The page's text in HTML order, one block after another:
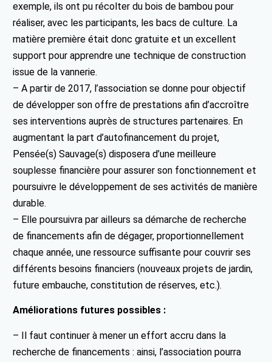
exemple, ils ont pu récolter du bois de bambou pour
réaliser, avec les participants, les bacs de culture. La
matière première était donc gratuite et un excellent
support pour apprendre une technique de construction
issue de la vannerie.
– A partir de 2017, l’association se donne pour objectif
de développer son offre de prestations afin d’accroître
ses interventions auprès de structures partenaires. En
augmentant la part d’autofinancement du projet,
Pensée(s) Sauvage(s) disposera d’une meilleure
souplesse financière pour assurer son fonctionnement et
poursuivre le développement de ses activités de manière
durable.
– Elle poursuivra par ailleurs sa démarche de recherche
de financements afin de dégager, proportionnellement
chaque année, une ressource suffisante pour couvrir ses
différents besoins financiers (nouveaux projets de jardin,
future embauche, constitution de réserves, etc.).
Améliorations futures possibles :
– Il faut continuer à mener un effort accru dans la
recherche de financements : ainsi, l’association pourra